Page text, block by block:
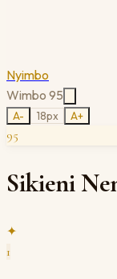
Nyimbo
Wimbo 95
A- 18px A+
95
Sikieni
✦
1